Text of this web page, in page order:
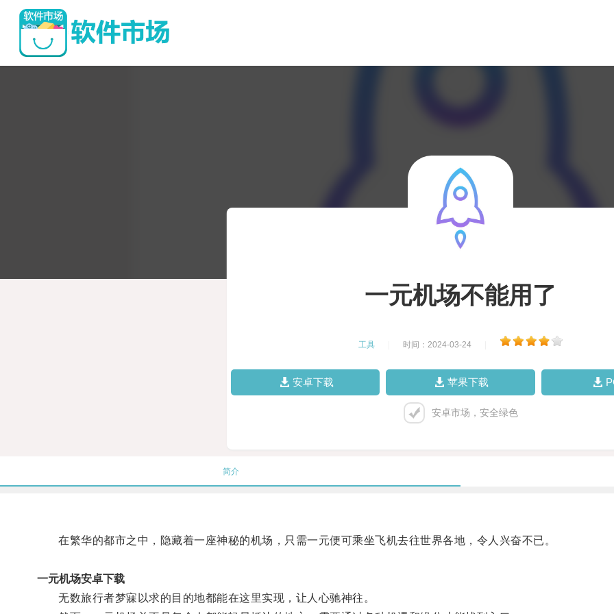
一元机场不能用了
工具 时间：2024-03-24
安卓下载 苹果下载
安卓市场，安全绿色
简介
在繁华的都市之中，隐藏着一座神秘的机场，只需一元便可乘坐飞机去往世界各地，令人兴奋不已。
一元机场安卓下载
无数旅行者梦寐以求的目的地都能在这里实现，让人心驰神往。